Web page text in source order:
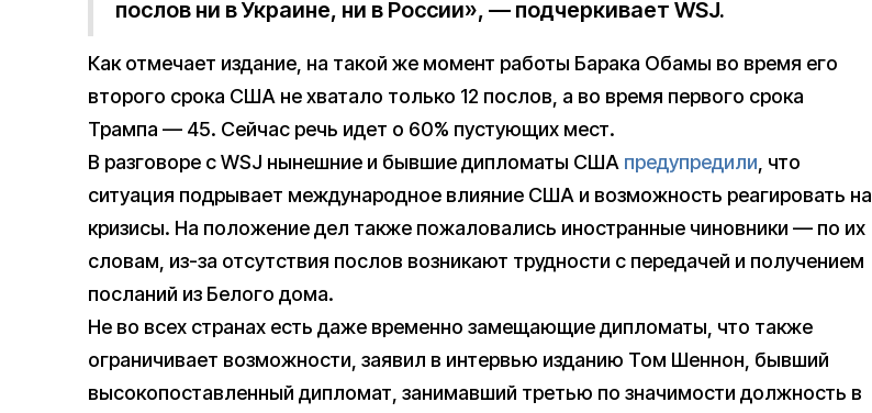
послов ни в Украине, ни в России», — подчеркивает WSJ.
Как отмечает издание, на такой же момент работы Барака Обамы во время его
второго срока США не хватало только 12 послов, а во время первого срока
Трампа — 45. Сейчас речь идет о 60% пустующих мест.
В разговоре с WSJ нынешние и бывшие дипломаты США предупредили, что
ситуация подрывает международное влияние США и возможность реагировать на
кризисы. На положение дел также пожаловались иностранные чиновники — по их
словам, из-за отсутствия послов возникают трудности с передачей и получением
посланий из Белого дома.
Не во всех странах есть даже временно замещающие дипломаты, что также
ограничивает возможности, заявил в интервью изданию Том Шеннон, бывший
высокопоставленный дипломат, занимавший третью по значимости должность в